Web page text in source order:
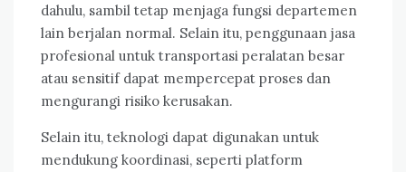
dahulu, sambil tetap menjaga fungsi departemen
lain berjalan normal. Selain itu, penggunaan jasa
profesional untuk transportasi peralatan besar
atau sensitif dapat mempercepat proses dan
mengurangi risiko kerusakan.
Selain itu, teknologi dapat digunakan untuk
mendukung koordinasi, seperti platform